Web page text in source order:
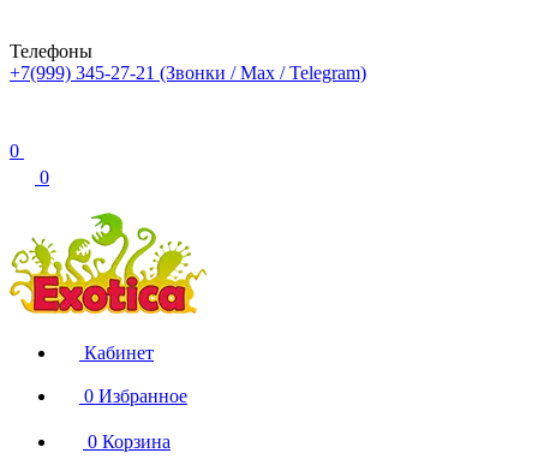
Телефоны
+7(999) 345-27-21 (Звонки / Max / Telegram)
0
0
Кабинет
0 Избранное
0 Корзина